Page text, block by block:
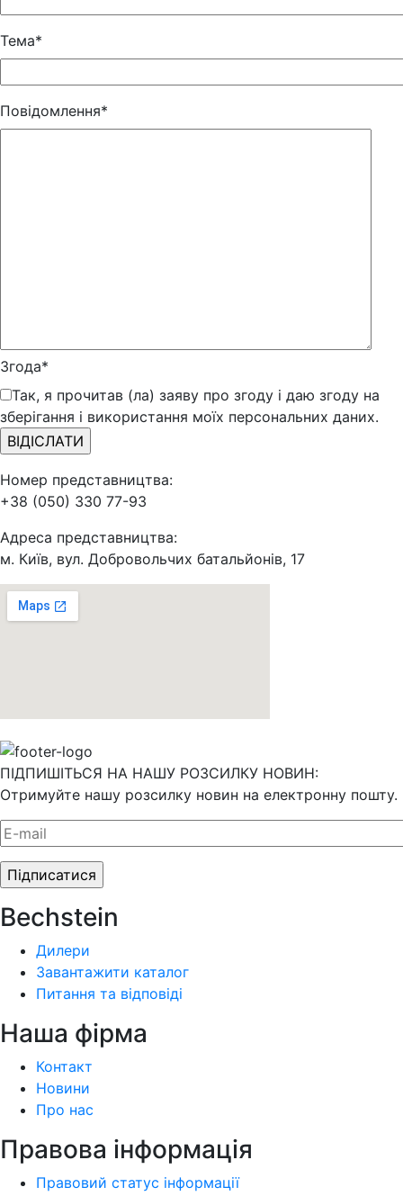
Тема*
Повідомлення*
Згода*
Так, я прочитав (ла) заяву про згоду і даю згоду на
зберігання і використання моїх персональних даних.
Номер представництва:
+38 (050) 330 77-93
Адреса представництва:
м. Київ, вул. Добровольчих батальйонів, 17
ПІДПИШІТЬСЯ НА НАШУ РОЗСИЛКУ НОВИН:
Отримуйте нашу розсилку новин на електронну пошту.
Bechstein
Дилери
Завантажити каталог
Питання та відповіді
Наша фiрма
Контакт
Новини
Про нас
Правова інформація
Правовий статус інформації